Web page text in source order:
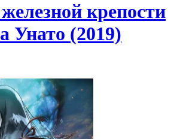
крепости
Унато (2019)